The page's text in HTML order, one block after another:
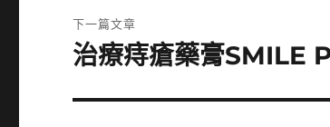
文
章:
下一篇文章
下
篇
治療痔瘡藥膏SMILE